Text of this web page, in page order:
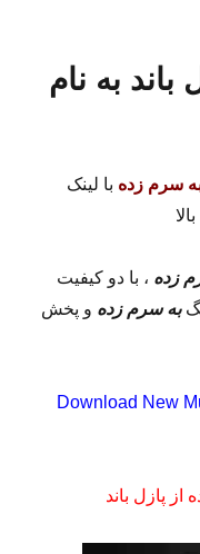
باند به نام
سرم زده با لینک
زده ، با دو کیفیت
به سرم زده و پخش
Download New
از پازل باند